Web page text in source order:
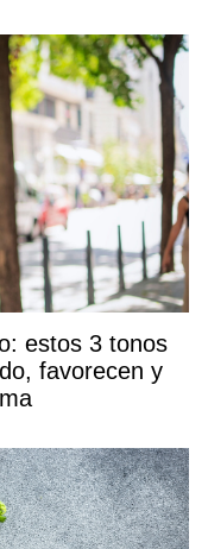
estos 3 tonos
favorecen y